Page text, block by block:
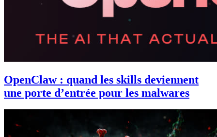
OpenClaw : quand les skills deviennent
une porte d’entrée pour les malwares